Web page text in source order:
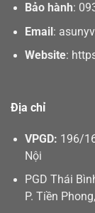
Bảo hành:
Email :
Website:
Địa chỉ
VPGD: 196/
Nội
PGD Thái
P. Tiền